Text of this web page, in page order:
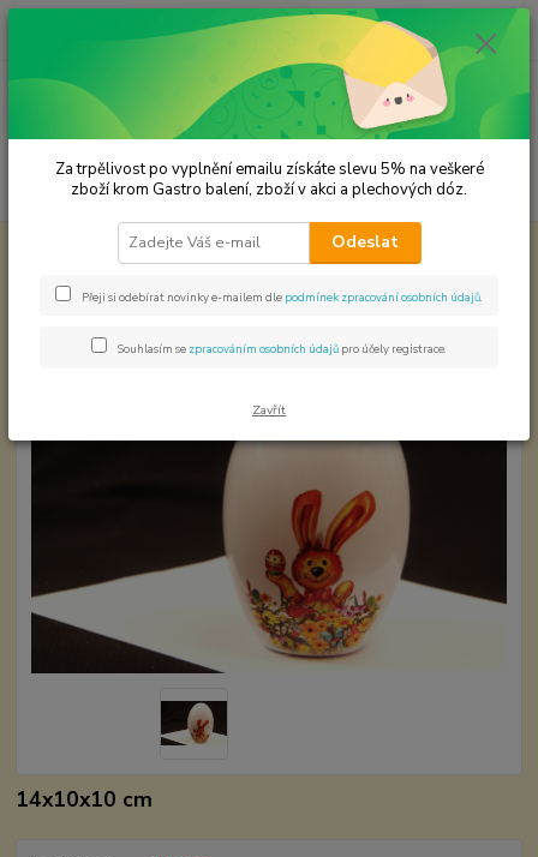
Menu
Hledat
ks
za 0,00 Kč
Plechové dózy - kořenky Velikonoční vajíčko
Velikonoční vajíčko
14x10x10 cm
Za trpělivost po vyplnění emailu získáte slevu 5% na veškeré
zboží krom Gastro balení, zboží v akci a plechových dóz.
Odeslat
Přeji si odebírat novinky e-mailem dle podmínek zpracování osobních údajů
Souhlasím se zpracováním osobních údajů pro účely registrace.
Zavřít